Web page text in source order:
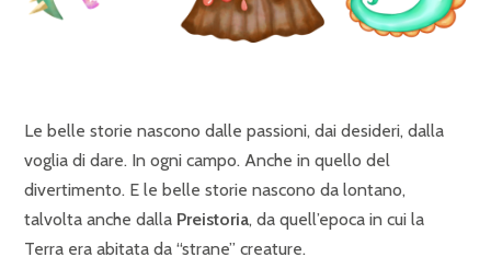
Le belle storie nascono dalle passioni, dai desideri, dalla
voglia di dare. In ogni campo. Anche in quello del
divertimento. E le belle storie nascono da lontano,
talvolta anche dalla Preistoria, da quell’epoca in cui la
Terra era abitata da “strane” creature.